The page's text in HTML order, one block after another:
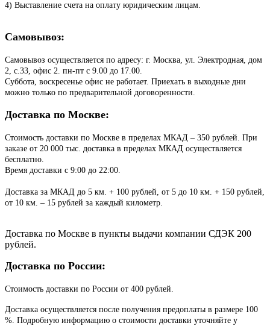
4) Выставление счета на оплату юридическим лицам.
Самовывоз:
Самовывоз осуществляется по адресу: г. Москва, ул. Электродная, дом
2, с.33, офис 2. пн-пт с 9.00 до 17.00.
Суббота, воскресенье офис не работает. Приехать в выходные дни
можно только по предварительной договоренности.
Доставка по Москве:
Стоимость доставки по Москве в пределах МКАД – 350 рублей. При
заказе от 20 000 тыс. доставка в пределах МКАД осуществляется
бесплатно.
Время доставки с 9:00 до 22:00.
Доставка за МКАД до 5 км. + 100 рублей, от 5 до 10 км. + 150 рублей,
от 10 км. – 15 рублей за каждый километр.
Доставка по Москве в пункты выдачи компании СДЭК 200
рублей.
Доставка по России:
Стоимость доставки по России от 400 рублей.
Доставка осуществляется после получения предоплаты в размере 100
%. Подробную информацию о стоимости доставки уточняйте у